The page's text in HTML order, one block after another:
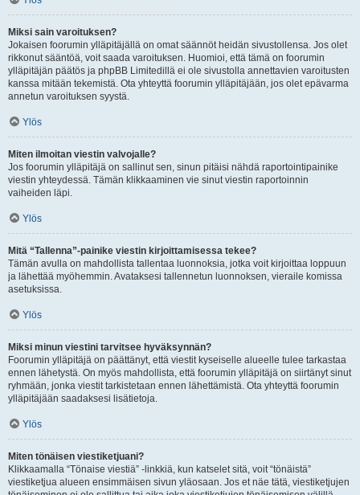
Miksi sain varoituksen?
Jokaisen foorumin ylläpitäjällä on omat säännöt heidän sivustollensa. Jos olet
rikkonut sääntöä, voit saada varoituksen. Huomioi, että tämä on foorumin
ylläpitäjän päätös ja phpBB Limitedillä ei ole sivustolla annettavien varoitusten
kanssa mitään tekemistä. Ota yhteyttä foorumin ylläpitäjään, jos olet epävarma
annetun varoituksen syystä.
Ylös
Miten ilmoitan viestin valvojalle?
Jos foorumin ylläpitäjä on sallinut sen, sinun pitäisi nähdä raportointipainike
viestin yhteydessä. Tämän klikkaaminen vie sinut viestin raportoinnin
vaiheiden läpi.
Ylös
Mitä “Tallenna”-painike viestin kirjoittamisessa tekee?
Tämän avulla on mahdollista tallentaa luonnoksia, jotka voit kirjoittaa loppuun
ja lähettää myöhemmin. Avataksesi tallennetun luonnoksen, vieraile komissa
asetuksissa.
Ylös
Miksi minun viestini tarvitsee hyväksynnän?
Foorumin ylläpitäjä on päättänyt, että viestit kyseiselle alueelle tulee tarkastaa
ennen lähetystä. On myös mahdollista, että foorumin ylläpitäjä on siirtänyt sinut
ryhmään, jonka viestit tarkistetaan ennen lähettämistä. Ota yhteyttä foorumin
ylläpitäjään saadaksesi lisätietoja.
Ylös
Miten tönäisen viestiketjuani?
Klikkaamalla “Tönaise viestiä” -linkkiä, kun katselet sitä, voit “tönäistä”
viestiketjua alueen ensimmäisen sivun yläosaan. Jos et näe tätä, viestiketjujen